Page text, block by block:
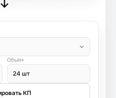
Объём
24 шт
КП